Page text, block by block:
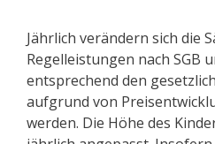
Jährlich verändern sich die
Regelleistungen nach SGB
entsprechend den
aufgrund von
werden. Die Höhe des